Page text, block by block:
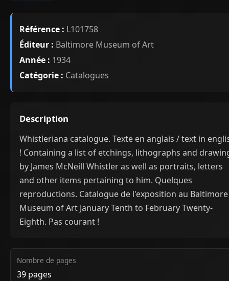
Référence : L101758
Éditeur : Baltimore Museum of Art
Année : 1934
Catégorie : Catalogues
Description
Whistleriana catalogue. Texte en anglais / text in
! Containing a list of etchings, lithographs and
by James McNeill Whistler as well as portraits, letters
and other items pertaining to him. Quelques
reproductions. Catalogue de l'exposition au Baltimore
Museum of Art January Tenth to February Twenty-
Eighth. Pas courant !
Nombre de pages
39 pages